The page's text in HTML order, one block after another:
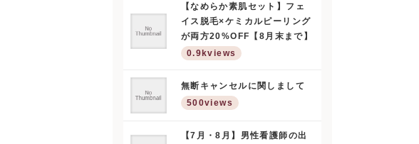
【なめらか素肌セット】フェ
イス脱毛×ケミカルピーリング
が両方20%OFF【8月末まで】
0.9kviews
無断キャンセルに関しまして
500views
【7月・8月】男性看護師の出